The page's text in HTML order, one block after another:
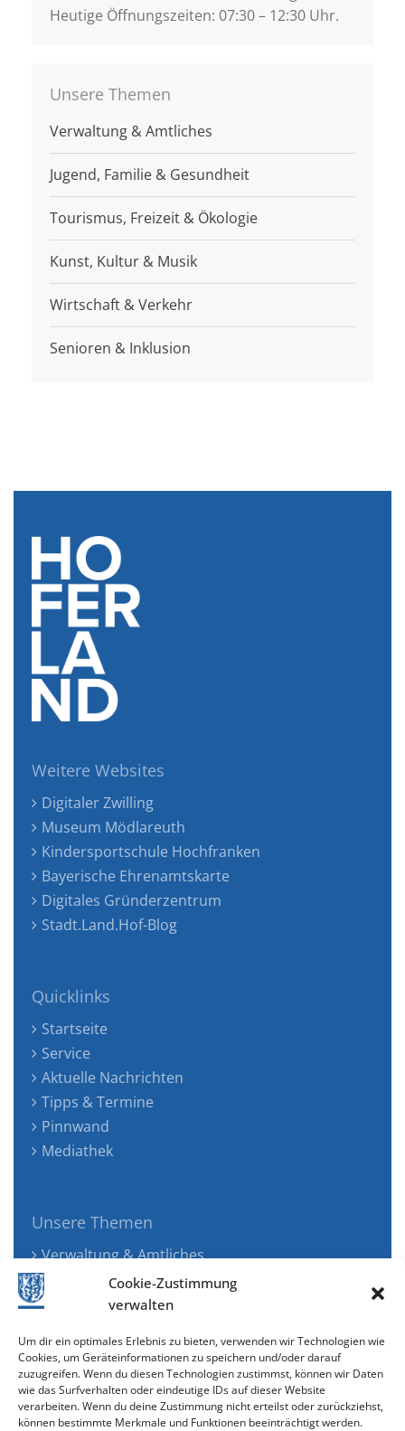
Cookie-Zustimmung
verwalten
Um dir ein optimales Erlebnis zu bieten, verwenden wir Technologien wie
Cookies, um Geräteinformationen zu speichern und/oder darauf
zuzugreifen. Wenn du diesen Technologien zustimmst, können wir Daten
wie das Surfverhalten oder eindeutige IDs auf dieser Website
verarbeiten. Wenn du deine Zustimmung nicht erteilst oder zurückziehst,
können bestimmte Merkmale und Funktionen beeinträchtigt werden.
Heutige Öffnungszeiten: 07:30 – 12:30 Uhr.
Unsere Themen
Verwaltung & Amtliches
Jugend, Familie & Gesundheit
Tourismus, Freizeit & Ökologie
Kunst, Kultur & Musik
Wirtschaft & Verkehr
Senioren & Inklusion
Weitere Websites
Digitaler Zwilling
Museum Mödlareuth
Kindersportschule Hochfranken
Bayerische Ehrenamtskarte
Digitales Gründerzentrum
Stadt.Land.Hof-Blog
Quicklinks
Startseite
Service
Aktuelle Nachrichten
Tipps & Termine
Pinnwand
Mediathek
Unsere Themen
Verwaltung & Amtliches
Jugend, Familie & Gesundheit
Tourismus, Freizeit & Ökologie
Wirtschaft & Verkehr
Senioren & Inklusion